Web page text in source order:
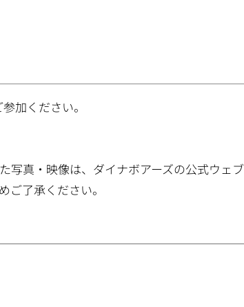
加ください。
写真・映像は、ダイナボアーズの公式ウェ
ご了承ください。